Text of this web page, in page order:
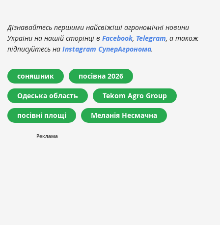
Дізнавайтесь першими найсвіжіші агрономічні новини
України на нашій сторінці в Facebook, Telegram, а також
підписуйтесь на Instagram СуперАгронома.
соняшник посівна 2026
Одеська область Tekom Agro Group
посівні площі Меланія Несмачна